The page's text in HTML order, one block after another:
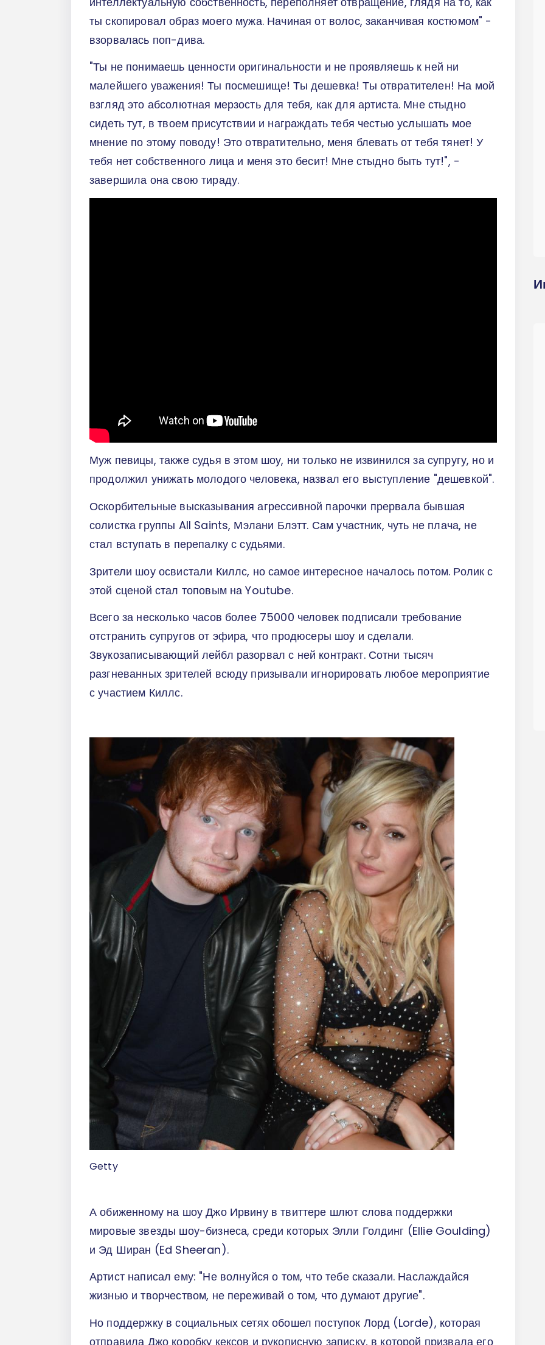
ты скопировал образ моего мужа. Начиная от волос, заканчивая костюмом" -
взорвалась поп-дива.
"Ты не понимаешь ценности оригинальности и не проявляешь к ней ни
малейшего уважения! Ты посмешище! Ты дешевка! Ты отвратителен! На мой
взгляд это абсолютная мерзость для тебя, как для артиста. Мне стыдно
сидеть тут, в твоем присутствии и награждать тебя честью услышать мое
мнение по этому поводу! Это отвратительно, меня блевать от тебя тянет! У
тебя нет собственного лица и меня это бесит! Мне стыдно быть тут!", -
завершила она свою тираду.
Муж певицы, также судья в этом шоу, ни только не извинился за супругу, но и
продолжил унижать молодого человека, назвал его выступление "дешевкой".
Оскорбительные высказывания агрессивной парочки прервала бывшая
солистка группы All Saints, Мэлани Блэтт. Сам участник, чуть не плача, не
стал вступать в перепалку с судьями.
Зрители шоу освистали Киллс, но самое интересное началось потом. Ролик с
этой сценой стал топовым на Youtube.
Всего за несколько часов более 75000 человек подписали требование
отстранить супругов от эфира, что продюсеры шоу и сделали.
Звукозаписывающий лейбл разорвал с ней контракт. Сотни тысяч
разгневанных зрителей всюду призывали игнорировать любое мероприятие
с участием Киллс.
Getty
А обиженному на шоу Джо Ирвину в твиттере шлют слова поддержки
мировые звезды шоу-бизнеса, среди которых Элли Голдинг (Ellie Goulding)
и Эд Ширан (Ed Sheeran).
Артист написал ему: "Не волнуйся о том, что тебе сказали. Наслаждайся
жизнью и творчеством, не переживай о том, что думают другие".
Но поддержку в социальных сетях обошел поступок Лорд (Lorde), которая
отправила Джо коробку кексов и рукописную записку, в которой призвала его